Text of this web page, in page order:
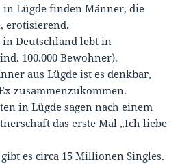
in Lügde finden Männer, die
erotisierend.
in Deutschland lebt in
100.000 Bewohner).
aus Lügde ist es denkbar,
zusammenzukommen.
in Lügde sagen nach einem
das erste Mal „Ich liebe
es circa 15 Millionen Singles.